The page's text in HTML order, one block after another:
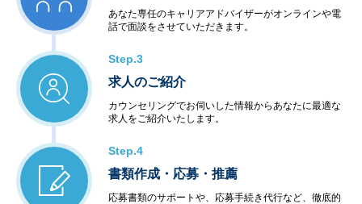
あなた専任のキャリアアドバイザーがオンラインや電
話で面談をさせていただきます。
Step.3
求人のご紹介
カウンセリングでお伺いした情報からあなたに最適な
求人をご紹介いたします。
Step.4
書類作成・応募・推薦
応募書類のサポートや、応募手続き代行など、徹底的